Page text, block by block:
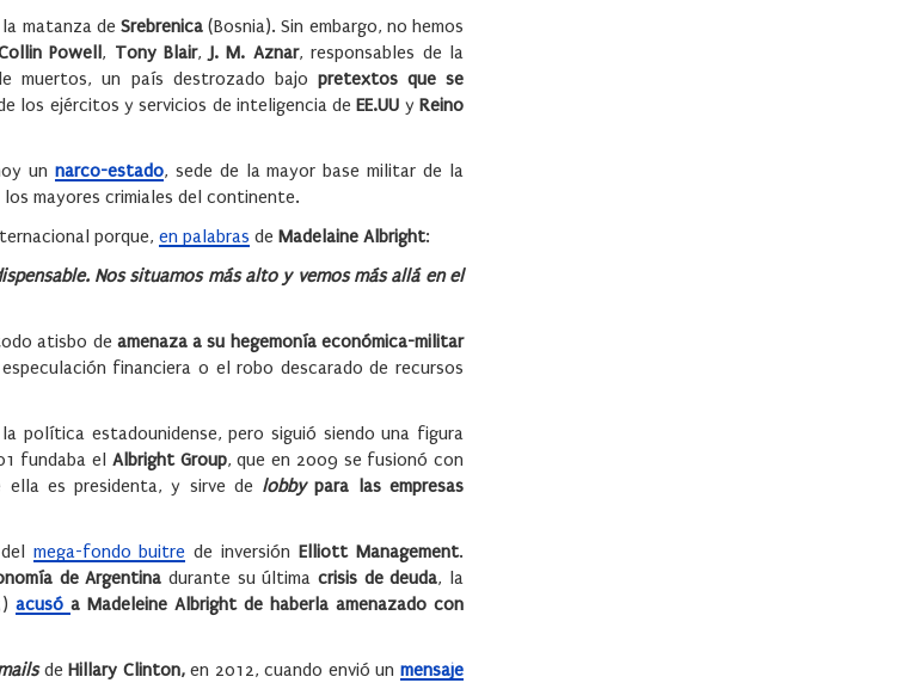
matanza de Srebrenica(Bosnia). Sin embargo, no hemos
Powell, Tony Blair, J. M. Aznar, responsables de la
muertos, un país destrozado bajo pretextos que se
los ejércitos y servicios de inteligencia deEE.UU yReino
un narco-estado, sede de la mayor base militar de la
mayores crimiales del continente.
porque, en palabras de Madelaine Albright:
Nos situamos más alto y vemos más allá en el
atisbo de amenaza a su hegemonía económica-militar
financiera o el robo descarado de recursos
política estadounidense, pero siguió siendo una figura
fundaba el Albright Group, que en 2009 se fusionó con
ella es presidenta, y sirve de lobbypara las empresas
mega-fondo buitre de inversiónElliott Management.
de Argentina durante su últimacrisis de deuda, la
acusóa Madeleine Albright de haberla amenazado con
deHillary Clinton,en 2012, cuando envió unmensaje